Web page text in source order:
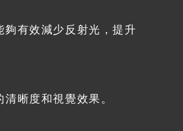
有效減少反射光，提升
晰度和視覺效果。